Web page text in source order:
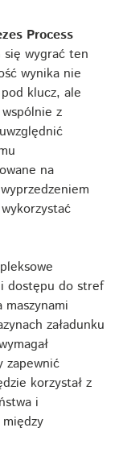
Process
się wygrać ten
wynika nie
klucz, ale
z
na
dostępu do stref
maszynami
załadunku
zapewnić
korzystał z
i